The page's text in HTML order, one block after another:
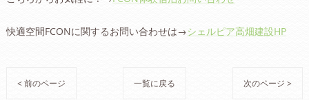
快適空間FCONに関するお問い合わせは→シェルピア高畑建設HP
< 前のページ 一覧に戻る 次のページ >